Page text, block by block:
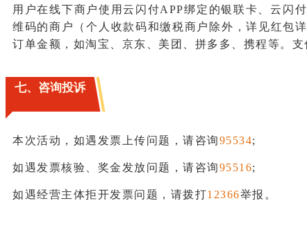
用户在线下商户使用云闪付APP绑定的银联卡、云闪
维码的商户（个人收款码和缴税商户除外，详见红包
订单金额，如淘宝、京东、美团、拼多多、携程等。
七、咨询投诉
本次活动，如遇发票上传问题，请咨询95534;
如遇发票核验、奖金发放问题，请咨询95516;
如遇经营主体拒开发票问题，请拨打12366举报。